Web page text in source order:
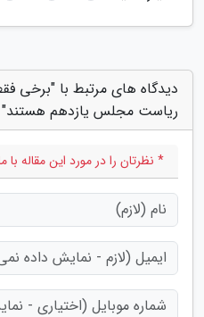
دیدگاه های مرتبط با "برخی
ریاست مجلس یازدهم هستند"
* نظرتان را در مورد این مقاله با